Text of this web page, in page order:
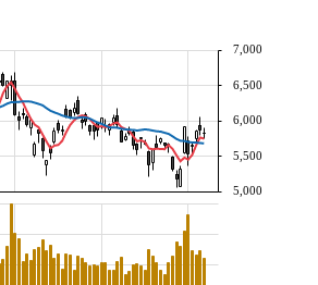
5,000
5,500
6,000
6,500
7,000